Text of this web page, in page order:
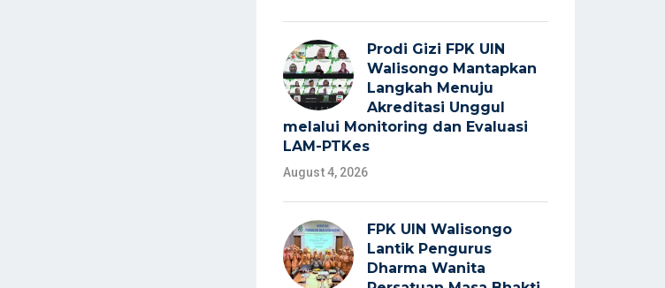
Prodi Gizi FPK UIN
Walisongo Mantapkan
Langkah Menuju
Akreditasi Unggul
melalui Monitoring dan Evaluasi
LAM-PTKes
August 4, 2026
FPK UIN Walisongo
Lantik Pengurus
Dharma Wanita